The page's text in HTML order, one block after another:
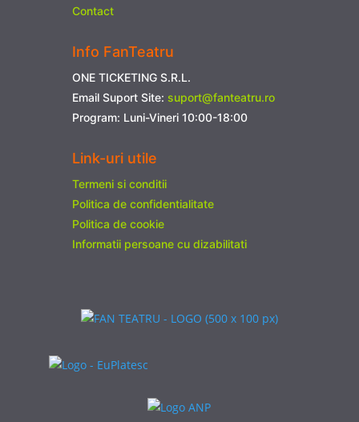
Contact
Info FanTeatru
ONE TICKETING S.R.L.
Email Suport Site: suport@fanteatru.ro
Program: Luni-Vineri 10:00-18:00
Link-uri utile
Termeni si conditii
Politica de confidentialitate
Politica de cookie
Informatii persoane cu dizabilitati